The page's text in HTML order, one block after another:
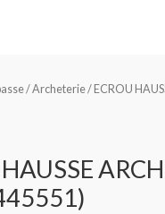
/Archeterie/ ECROU